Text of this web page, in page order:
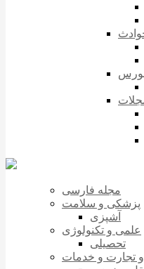
بورس
مجله فارسی
پزشکی و سلامت
آشپزی
علمی و تکنولوژی
تحصیلی
تجارت و خدمات